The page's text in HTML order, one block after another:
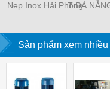
Nẹp Inox Hải Phòng
T ĐÀ
Sản phẩm xem nhiều